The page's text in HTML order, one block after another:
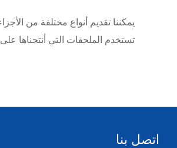
يمكننا تقديم أنواع مختلفة من
تستخدم الملحقات التي أنتجناها
اتصل بنا